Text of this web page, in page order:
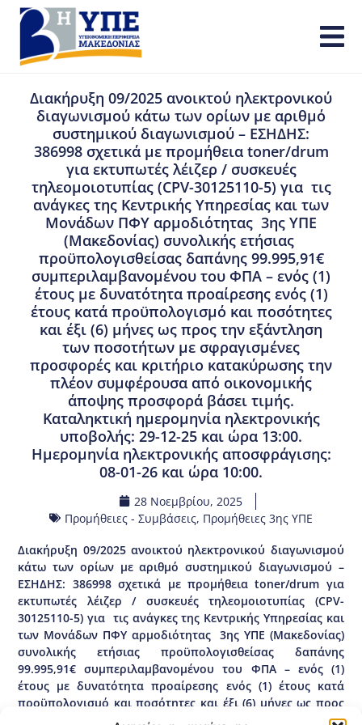
Διακήρυξη 09/2025 ανοικτού ηλεκτρονικού
διαγωνισμού κάτω των ορίων με αριθμό
συστημικού διαγωνισμού – ΕΣΗΔΗΣ:
386998 σχετικά με προμήθεια toner/drum
για εκτυπωτές λέιζερ / συσκευές
τηλεομοιοτυπίας (CPV-30125110-5) για τις
ανάγκες της Κεντρικής Υπηρεσίας και των
Μονάδων ΠΦΥ αρμοδιότητας 3ης ΥΠΕ
(Μακεδονίας) συνολικής ετήσιας
προϋπολογισθείσας δαπάνης 99.995,91€
συμπεριλαμβανομένου του ΦΠΑ – ενός (1)
έτους με δυνατότητα προαίρεσης ενός (1)
έτους κατά προϋπολογισμό και ποσότητες
και έξι (6) μήνες ως προς την εξάντληση
των ποσοτήτων με σφραγισμένες
προσφορές και κριτήριο κατακύρωσης την
πλέον συμφέρουσα από οικονομικής
άποψης προσφορά βάσει τιμής.
Καταληκτική ημερομηνία ηλεκτρονικής
υποβολής: 29-12-25 και ώρα 13:00.
Ημερομηνία ηλεκτρονικής αποσφράγισης:
08-01-26 και ώρα 10:00.
28 Νοεμβρίου, 2025
Προμήθειες - Συμβάσεις, Προμήθειες 3ης ΥΠΕ
Διακήρυξη 09/2025 ανοικτού ηλεκτρονικού διαγωνισμού
κάτω των ορίων με αριθμό συστημικού διαγωνισμού –
ΕΣΗΔΗΣ: 386998 σχετικά με προμήθεια toner/drum για
εκτυπωτές λέιζερ / συσκευές τηλεομοιοτυπίας (CPV-
30125110-5) για τις ανάγκες της Κεντρικής Υπηρεσίας και
των Μονάδων ΠΦΥ αρμοδιότητας 3ης ΥΠΕ (Μακεδονίας)
συνολικής ετήσιας προϋπολογισθείσας δαπάνης
99.995,91€ συμπεριλαμβανομένου του ΦΠΑ – ενός (1)
έτους με δυνατότητα προαίρεσης ενός (1) έτους κατά
προϋπολογισμό και ποσότητες και έξι (6) μήνες ως προς
την εξάντληση των ποσοτήτων με σφραγισμένες